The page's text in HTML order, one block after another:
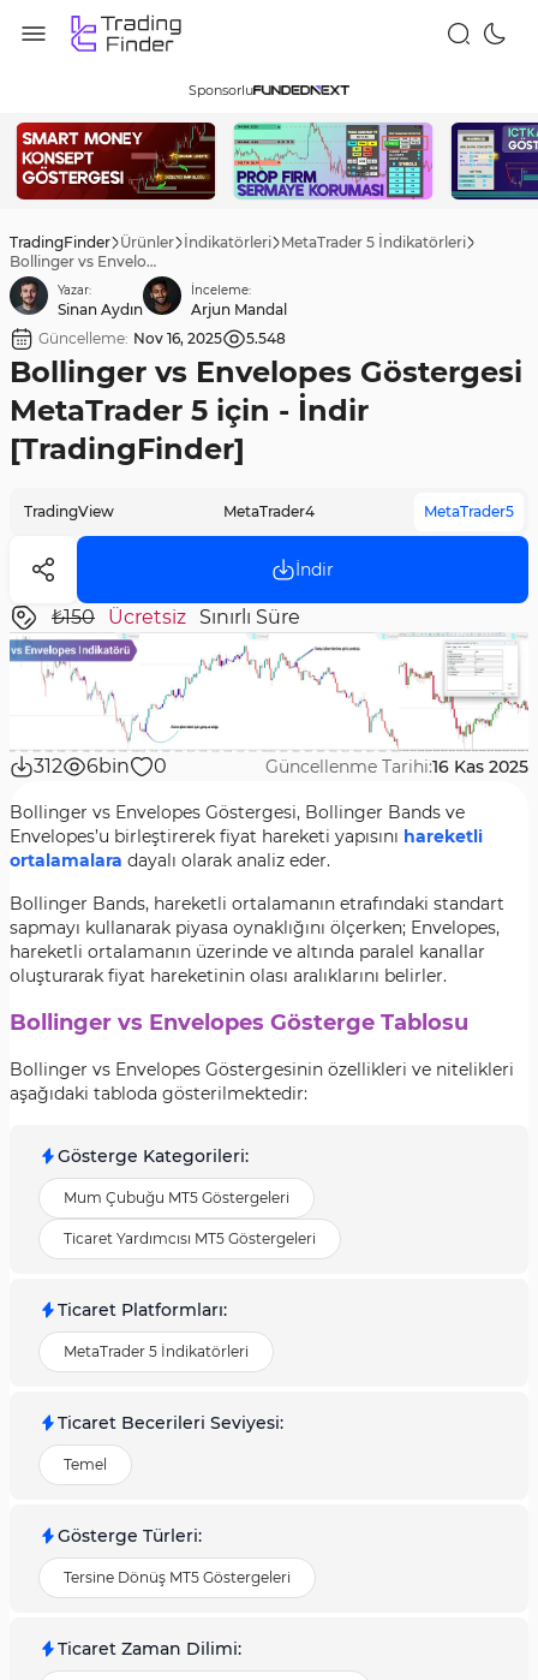
Sponsorlu
TradingFinder Ürünler İndikatörleri MetaTrader 5 İndikatörleri
Bollinger vs Envelopes Göstergesi MetaTrader 5 için - İndir [TradingFinder]
Yazar:
Sinan Aydın
İnceleme:
Arjun Mandal
Güncelleme: Nov 16, 2025 5.548
Bollinger vs Envelopes Göstergesi
MetaTrader 5 için - İndir
[TradingFinder]
TradingView MetaTrader4 MetaTrader5
İndir
₺150 Ücretsiz Sınırlı Süre
312 6bin 0 Güncellenme Tarihi:16 Kas 2025
Bollinger vs Envelopes Göstergesi, Bollinger Bands ve
Envelopes’u birleştirerek fiyat hareketi yapısını hareketli
ortalamalara dayalı olarak analiz eder.
Bollinger Bands, hareketli ortalamanın etrafındaki standart
sapmayı kullanarak piyasa oynaklığını ölçerken; Envelopes,
hareketli ortalamanın üzerinde ve altında paralel kanallar
oluşturarak fiyat hareketinin olası aralıklarını belirler.
Bollinger vs Envelopes Gösterge Tablosu
Bollinger vs Envelopes Göstergesinin özellikleri ve nitelikleri
aşağıdaki tabloda gösterilmektedir:
Gösterge Kategorileri:
Mum Çubuğu MT5 Göstergeleri
Ticaret Yardımcısı MT5 Göstergeleri
Ticaret Platformları:
MetaTrader 5 İndikatörleri
Ticaret Becerileri Seviyesi:
Temel
Gösterge Türleri:
Tersine Dönüş MT5 Göstergeleri
Ticaret Zaman Dilimi: